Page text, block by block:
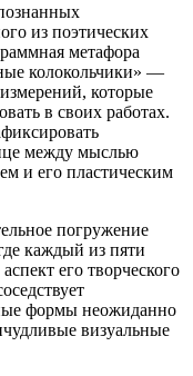
из поэтических
метафора
колокольчики» —
которые
в своих работах.
между мыслью
и его пластическим
погружение
каждый из пяти
его творческого
формы неожиданно
визуальные